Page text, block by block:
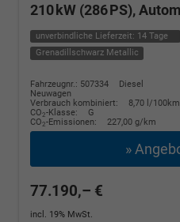
210 kW (286 PS),
unverbindliche Lieferzeit: 14 Tage
Grenadillschwarz Metallic
Fahrzeugnr.: 507334
Diesel
Neuwagen
Verbrauch kombiniert:
8,70 l/100km
CO2-Klasse:
G
CO2-Emissionen: 227,00 g/km
»
77.190,– €
incl. 19% MwSt.